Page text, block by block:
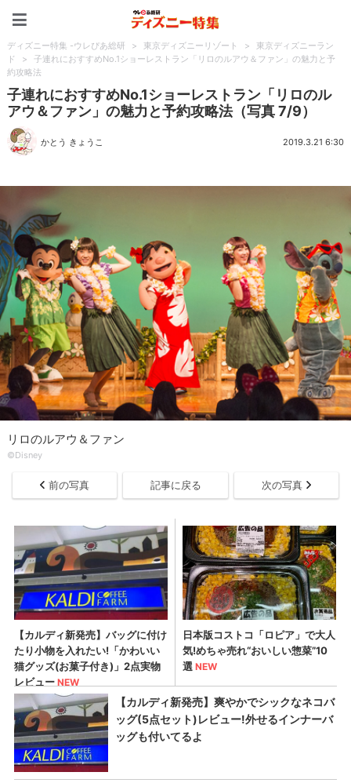
ディズニー特集 -ウレぴあ総研 > 東京ディズニーリゾート >
東京ディズニーラン
ド
>
子連れにおすすめNo.1ショーレストラン「リロのルアウ＆ファン」の魅力と予
約攻略法
子連れにおすすめNo.1ショーレストラン「リロのル
アウ＆ファン」の魅力と予約攻略法（写真 7/9）
かとう きょうこ 2019.3.21 6:30
リロのルアウ＆ファン
©Disney
前の写真 記事に戻る 次の写真